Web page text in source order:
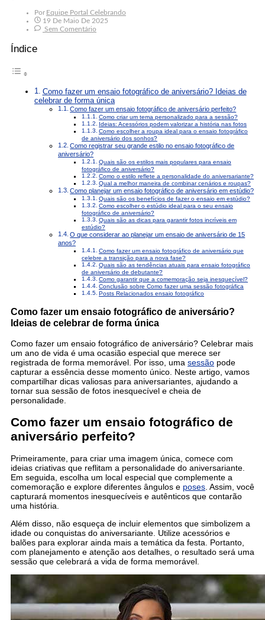
Por Equipe Portal Celebrando
19 De Maio De 2025
Sem Comentário
Índice
Como fazer um ensaio fotográfico de aniversário? Ideias de
celebrar de forma única
Como fazer um ensaio fotográfico de aniversário perfeito?
Como criar um tema personalizado para a sessão?
Ideias: Acessórios podem valorizar a história nas fotos
Como escolher a roupa ideal para o ensaio fotográfico
de aniversário dos sonhos?
Como registrar seu grande estilo no ensaio fotográfico de
aniversário?
Quais são os estilos mais populares para ensaio
fotográfico de aniversário?
Como o estilo reflete a personalidade do aniversariante?
Qual a melhor maneira de combinar cenários e roupas?
Como planejar um ensaio fotográfico de aniversário em estúdio?
Quais são os benefícios de fazer o ensaio em estúdio?
Como escolher o estúdio ideal para o seu ensaio
fotográfico de aniversário?
Quais são as dicas para garantir fotos incríveis em
estúdio?
O que considerar ao planejar um ensaio de aniversário de 15
anos?
Como fazer um ensaio fotográfico de aniversário que
celebre a transição para a nova fase?
Quais são as tendências atuais para ensaio fotográfico
de aniversário de debutante?
Como garantir que a comemoração seja inesquecível?
Conclusão sobre Como fazer uma sessão fotográfica
Posts Relacionados ensaio fotográfico
Como fazer um ensaio fotográfico de aniversário?
Ideias de celebrar de forma única
Como fazer um ensaio fotográfico de aniversário? Celebrar mais
um ano de vida é uma ocasião especial que merece ser
registrada de forma memorável. Por isso, uma sessão pode
capturar a essência desse momento único. Neste artigo, vamos
compartilhar dicas valiosas para aniversariantes, ajudando a
tornar sua sessão de fotos inesquecível e cheia de
personalidade.
Como fazer um ensaio fotográfico de
aniversário perfeito?
Primeiramente, para criar uma imagem única, comece com
ideias criativas que reflitam a personalidade do aniversariante.
Em seguida, escolha um local especial que complemente a
comemoração e explore diferentes ângulos e poses. Assim, você
capturará momentos inesquecíveis e autênticos que contarão
uma história.
Além disso, não esqueça de incluir elementos que simbolizem a
idade ou conquistas do aniversariante. Utilize acessórios e
balões para explorar ainda mais a temática da festa. Portanto,
com planejamento e atenção aos detalhes, o resultado será uma
sessão que celebrará a vida de forma memorável.